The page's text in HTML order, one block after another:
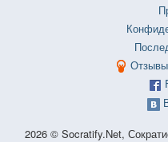
2026 © Socratify.Net,